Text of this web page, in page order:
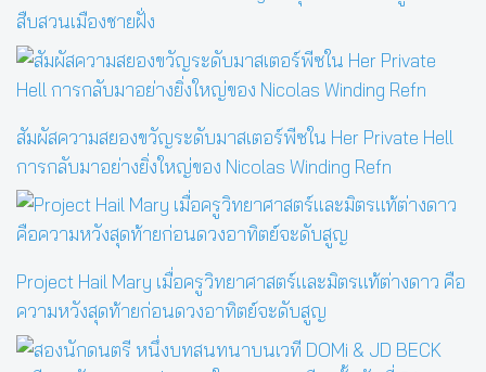
สืบสวนเมืองชายฝั่ง
สัมผัสความสยองขวัญระดับมาสเตอร์พีซใน Her Private Hell
การกลับมาอย่างยิ่งใหญ่ของ Nicolas Winding Refn
Project Hail Mary เมื่อครูวิทยาศาสตร์และมิตรแท้ต่างดาว คือ
ความหวังสุดท้ายก่อนดวงอาทิตย์จะดับสูญ